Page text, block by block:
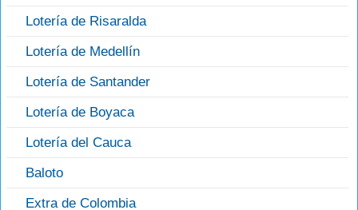
Lotería de Risaralda
Lotería de Medellín
Lotería de Santander
Lotería de Boyaca
Lotería del Cauca
Baloto
Extra de Colombia